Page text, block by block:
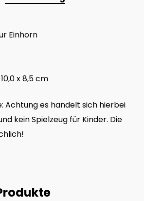
Einhorn
x 8,5 cm
Achtung es handelt sich hierbei
kein Spielzeug für Kinder. Die